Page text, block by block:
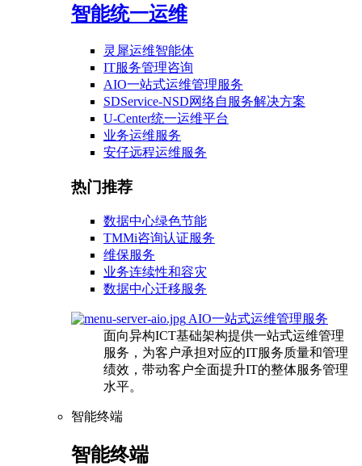
智能统一运维
灵犀运维智能体
IT服务管理咨询
AIO一站式运维管理服务
SDService-NSD网络自服务解决方案
U-Center统一运维平台
业务运维服务
安仔远程运维服务
热门推荐
数据中心绿色节能
TMMi咨询认证服务
维保服务
业务连续性和容灾
数据中心迁移服务
AIO一站式运维管理服务
面向异构ICT基础架构提供一站式运维管理
服务，为客户承担对应的IT服务质量和管理
绩效，带动客户全面提升IT的整体服务管理
水平。
智能终端
智能终端